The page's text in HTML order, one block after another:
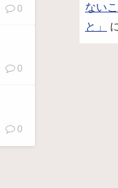
0
0
0
ない
と」